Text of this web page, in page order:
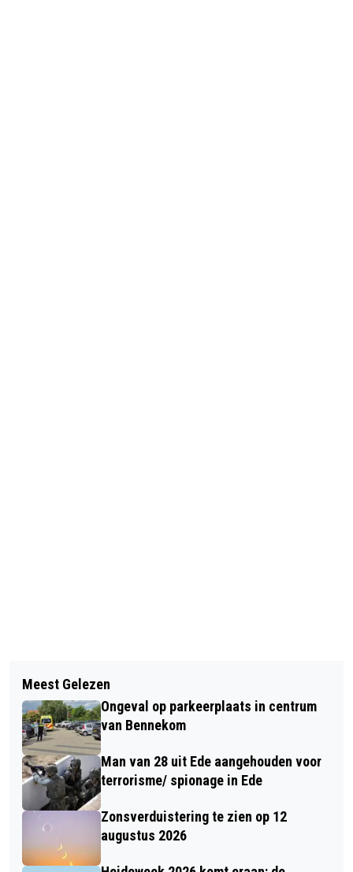
DODENTAL CORONAVIRUS IN
NEDERLAND STIJGT MET 26 TOT 5082
BESTELBUS BELANDT OP ZIJN KANT
IN HARSKAMP
Meest Gelezen
Ongeval op parkeerplaats in centrum
van Bennekom
Man van 28 uit Ede aangehouden voor
terrorisme/ spionage in Ede
Zonsverduistering te zien op 12
augustus 2026